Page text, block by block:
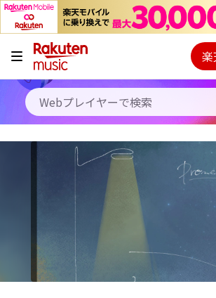
キャンペーン
料金プラン
使い方
初回30日間無料お試し
ご契